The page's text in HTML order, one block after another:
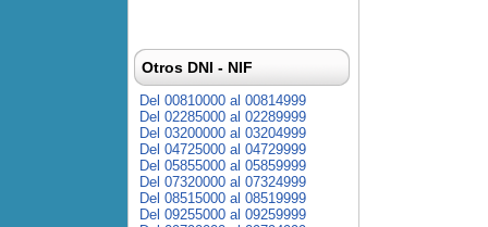
Otros DNI - NIF
Del 00810000 al 00814999
Del 02285000 al 02289999
Del 03200000 al 03204999
Del 04725000 al 04729999
Del 05855000 al 05859999
Del 07320000 al 07324999
Del 08515000 al 08519999
Del 09255000 al 09259999